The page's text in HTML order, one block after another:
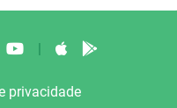
|
privacidade